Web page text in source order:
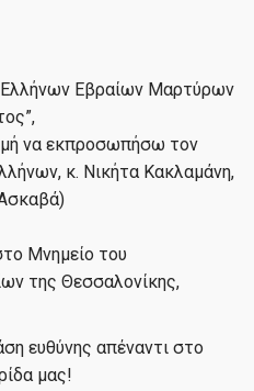
Εβραίων Μαρτύρων
να εκπροσωπήσω τον
κ. Νικήτα Κακλαμάνη,
Μνημείο του
της Θεσσαλονίκης,
ευθύνης απέναντι στο
μας!